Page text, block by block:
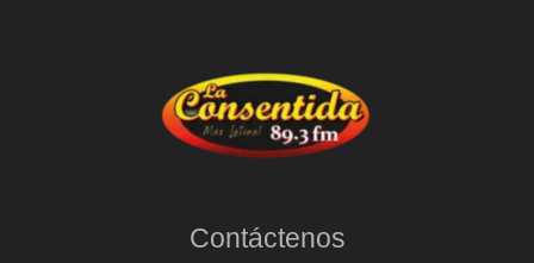
Contáctenos